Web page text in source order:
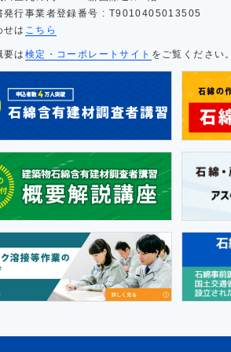
発行事業者登録番号 : T9010405013505
せは こちら
要は 検定・コーポレートサイト をご覧ください